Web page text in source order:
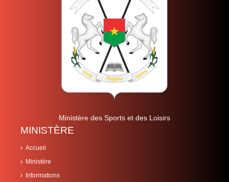
Ministère des Sports et des Loisirs
MINISTÈRE
Accueil
Ministère
Informations